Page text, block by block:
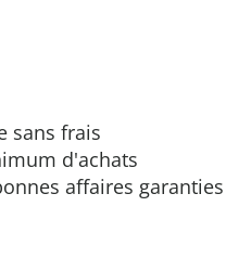
sans frais
d'achats
affaires garanties